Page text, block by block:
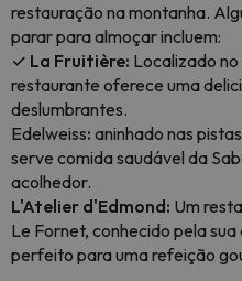
restauração na montanha.
parar para almoçar incluem:
✓ La Fruitière: Localizado
restaurante oferece uma
deslumbrantes.
Edelweiss: aninhado nas
serve comida saudável da
acolhedor.
L'Atelier d'Edmond: Um
Le Fornet, conhecido pela
perfeito para uma refeição